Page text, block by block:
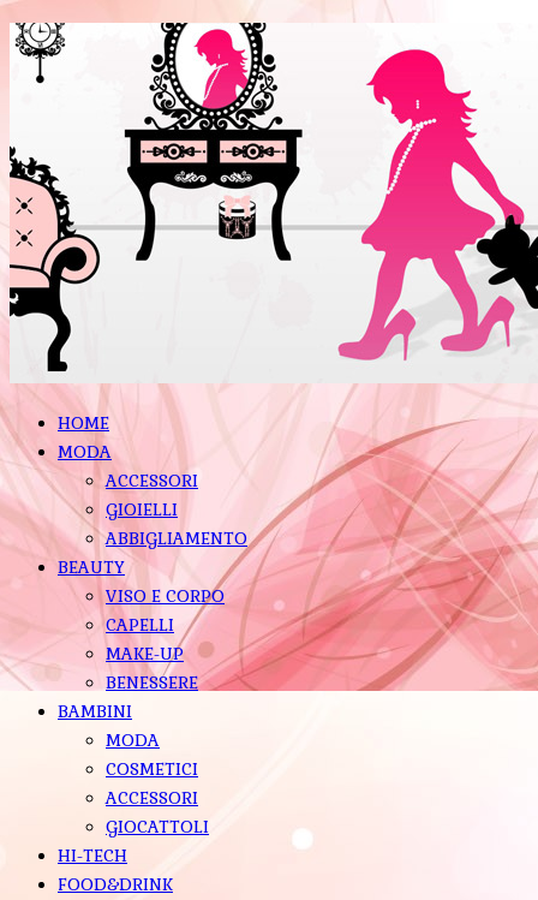
HOME
MODA
ACCESSORI
GIOIELLI
ABBIGLIAMENTO
BEAUTY
VISO E CORPO
CAPELLI
MAKE-UP
BENESSERE
BAMBINI
MODA
COSMETICI
ACCESSORI
GIOCATTOLI
HI-TECH
FOOD&DRINK